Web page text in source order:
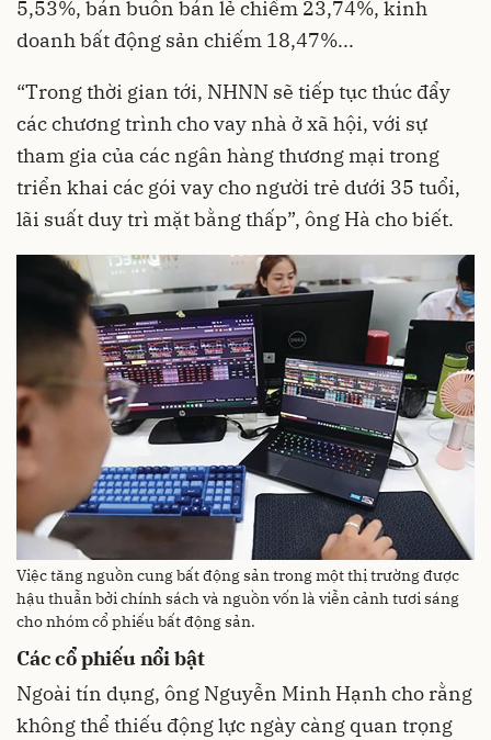
5,53%, bán buôn bán lẻ chiếm 23,74%, kinh
doanh bất động sản chiếm 18,47%...
“Trong thời gian tới, NHNN sẽ tiếp tục thúc đẩy
các chương trình cho vay nhà ở xã hội, với sự
tham gia của các ngân hàng thương mại trong
triển khai các gói vay cho người trẻ dưới 35 tuổi,
lãi suất duy trì mặt bằng thấp”, ông Hà cho biết.
Việc tăng nguồn cung bất động sản trong một thị trường được
hậu thuẫn bởi chính sách và nguồn vốn là viễn cảnh tươi sáng
cho nhóm cổ phiếu bất động sản.
Các cổ phiếu nổi bật
Ngoài tín dụng, ông Nguyễn Minh Hạnh cho rằng
không thể thiếu động lực ngày càng quan trọng